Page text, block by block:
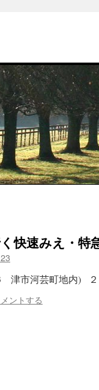
快速みえ・特
津市河芸町地内)
ントする